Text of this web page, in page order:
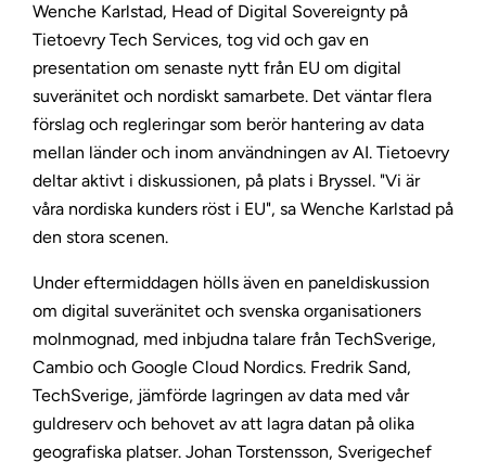
Wenche Karlstad, Head of Digital Sovereignty på
Tietoevry Tech Services, tog vid och gav en
presentation om senaste nytt från EU om digital
suveränitet och nordiskt samarbete. Det väntar flera
förslag och regleringar som berör hantering av data
mellan länder och inom användningen av AI. Tietoevry
deltar aktivt i diskussionen, på plats i Bryssel. "Vi är
våra nordiska kunders röst i EU", sa Wenche Karlstad på
den stora scenen.
Under eftermiddagen hölls även en paneldiskussion
om digital suveränitet och svenska organisationers
molnmognad, med inbjudna talare från TechSverige,
Cambio och Google Cloud Nordics. Fredrik Sand,
TechSverige, jämförde lagringen av data med vår
guldreserv och behovet av att lagra datan på olika
geografiska platser. Johan Torstensson, Sverigechef